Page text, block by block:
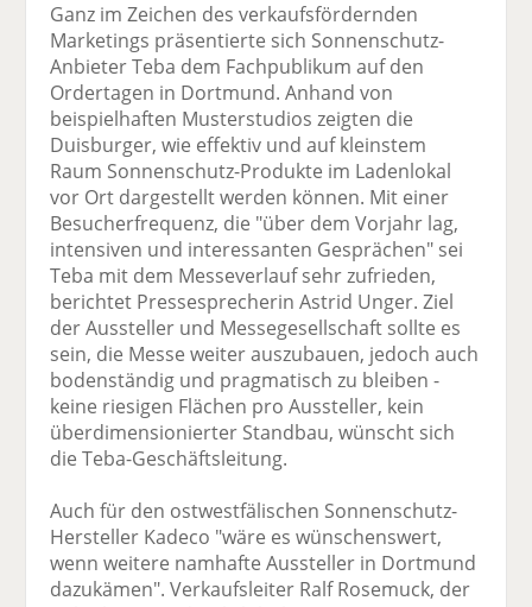
Ganz im Zeichen des verkaufsfördernden
Marketings präsentierte sich Sonnenschutz-
Anbieter Teba dem Fachpublikum auf den
Ordertagen in Dortmund. Anhand von
beispielhaften Musterstudios zeigten die
Duisburger, wie effektiv und auf kleinstem
Raum Sonnenschutz-Produkte im Ladenlokal
vor Ort dargestellt werden können. Mit einer
Besucherfrequenz, die "über dem Vorjahr lag,
intensiven und interessanten Gesprächen" sei
Teba mit dem Messeverlauf sehr zufrieden,
berichtet Pressesprecherin Astrid Unger. Ziel
der Aussteller und Messegesellschaft sollte es
sein, die Messe weiter auszubauen, jedoch auch
bodenständig und pragmatisch zu bleiben -
keine riesigen Flächen pro Aussteller, kein
überdimensionierter Standbau, wünscht sich
die Teba-Geschäftsleitung.
Auch für den ostwestfälischen Sonnenschutz-
Hersteller Kadeco "wäre es wünschenswert,
wenn weitere namhafte Aussteller in Dortmund
dazukämen". Verkaufsleiter Ralf Rosemuck, der